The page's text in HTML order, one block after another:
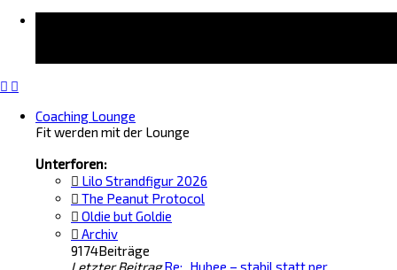
a
e
i
a
g
Coaching Lounge
Fit werden mit der Lounge
Unterforen:
Lilo Strandfigur 2026
The Peanut Protocol
Oldie but Goldie
Archiv
9174Beiträge
Letzter Beitrag Re: „Hubee – stabil statt per…